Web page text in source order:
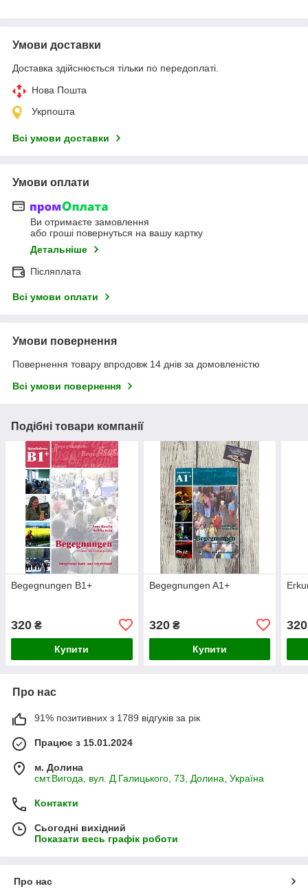
Умови доставки
Доставка здійснюється тільки по передоплаті.
Нова Пошта
Укрпошта
Всі умови доставки
Умови оплати
Ви отримаєте замовлення
або гроші повернуться на вашу картку
Детальніше
Післяплата
Всі умови оплати
Умови повернення
Повернення товару впродовж 14 днів за домовленістю
Всі умови повернення
Подібні товари компанії
Begegnungen B1+
320 ₴
Купити
Begegnungen A1+
320₴
Купити
320
Про нас
91% позитивних з 1789 відгуків за рік
Працює з 15.01.2024
м. Долина
смт.Вигода, вул. Д.Галицького, 73, Долина, Україна
Контакти
Сьогодні вихідний
Показати весь графік роботи
Про нас